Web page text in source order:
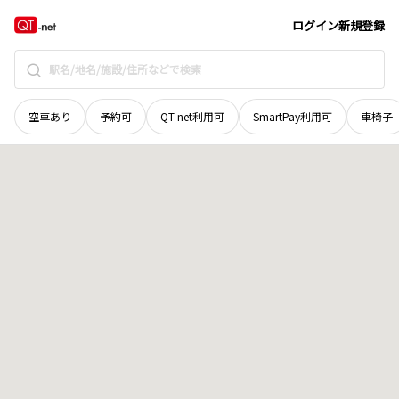
ログイン新規登録
空車あり 予約可 QT-net利用可 SmartPay利用可 車椅子
岡山県